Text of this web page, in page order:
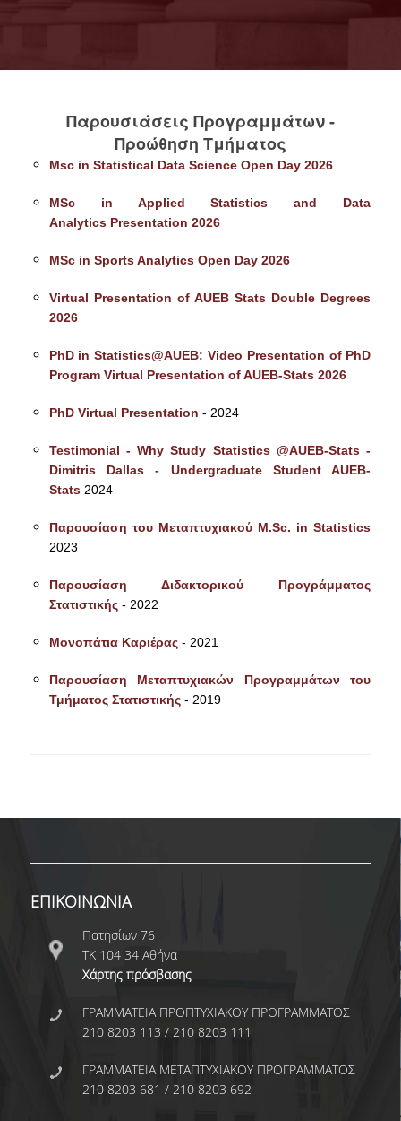
QSRANKINGS 2022
ACADEMIC REPUTATION QS2022
ΔΡΑΣΕΙΣ
ΠΙΘΑΝΟΤΗΤΩΝ ΚΑΙ ΑΝΑΛΥΣΗΣ ΔΕΔΟΜΕΝΩΝ
ΕΡΓΑΣΤΗΡΙΟ ΥΠΟΛΟΓΙΣΤΙΚΗΣ ΚΑΙ
ΜΟΝΤΕΛΟΠΟΙΗΣΗΣ ΚΑΙ ΕΦΑΡΜΟΓΩΝ
ΥΠΗΡΕΣΙΑ ΣΥΜΒΟΥΛΟΥ ΨΥΧΙΚΗΣ ΥΓΕΙΑΣ
CALENDARS
CALENDAR ΕΡΓΑΣΤΗΡΙΟΥ ΑΝΤΩΝΙΑΔΟΥ
ΠΛΗΡΟΦΟΡΙΑΣ
(Ε.ΔΙ.Π.)
ΔΙΟΙΚΗΤΙΚΟ ΠΡΟΣΩΠΙΚΟ
ΜΕΤΑΔΙΔΑΚΤΟΡΕΣ
ΕΠΙΤΙΜΟΙ ΔΙΔΑΚΤΟΡΕΣ
ΜΗΤΡΩΑ ΤΜΗΜΑΤΟΣ
ΠΡΟΚΗΡΥΞΕΙΣ ΑΠΟΚΤΗΣΗΣ ΑΚΑΔΗΜΑΪΚΗΣ
Παρουσιάσεις Προγραμμάτων -
Προώθηση Τμήματος
Msc in Statistical Data Science Open Day 2026
MSc in Applied Statistics and Data
Analytics Presentation 2026
MSc in Sports Analytics Open Day 2026
Virtual Presentation of AUEB Stats Double Degrees
2026
PhD in Statistics@AUEB: Video Presentation of PhD
Program Virtual Presentation of AUEB-Stats 2026
PhD Virtual Presentation - 2024
Testimonial - Why Study Statistics @AUEB-Stats -
Dimitris Dallas - Undergraduate Student AUEB-
Stats2024
Παρουσίαση του Μεταπτυχιακού M.Sc. in Statistics
2023
Παρουσίαση Διδακτορικού Προγράμματος
Στατιστικής- 2022
Μονοπάτια Καριέρας- 2021
Παρουσίαση Μεταπτυχιακών Προγραμμάτων του
Τμήματος Στατιστικής- 2019
ΕΠΙΚΟΙΝΩΝΙΑ
Πατησίων 76
ΤΚ 104 34 Αθήνα
Χάρτης πρόσβασης
ΓΡΑΜΜΑΤΕΙΑ ΠΡΟΠΤΥΧΙΑΚΟΥ ΠΡΟΓΡΑΜΜΑΤΟΣ
210 8203 113 / 210 8203 111
ΓΡΑΜΜΑΤΕΙΑ ΜΕΤΑΠΤΥΧΙΑΚΟΥ ΠΡΟΓΡΑΜΜΑΤΟΣ
210 8203 681 / 210 8203 692